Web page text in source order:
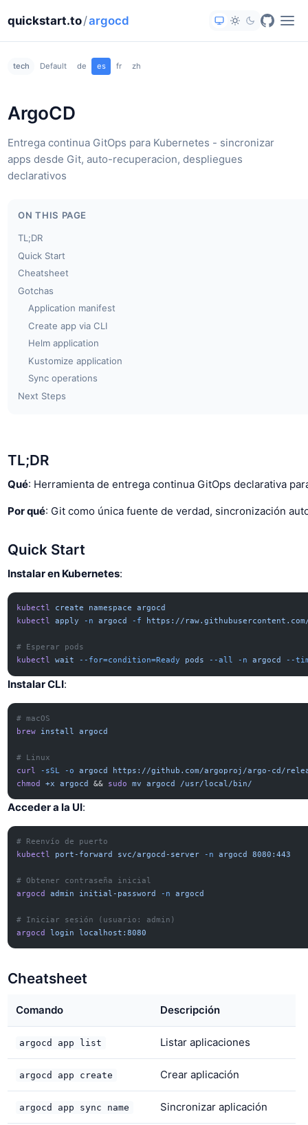
quickstart.to/argocd
tech Default de es fr zh
ArgoCD
Entrega continua GitOps para Kubernetes - sincronizar
apps desde Git, auto-recuperacion, despliegues
declarativos
ON THIS PAGE
TL;DR
Quick Start
Cheatsheet
Gotchas
Application manifest
Create app via CLI
Helm application
Kustomize application
Sync operations
Next Steps
TL;DR
Qué: Herramienta de entrega continua GitOps declarativa
Por qué: Git como única fuente de verdad, sincronización
Quick Start
Instalar en Kubernetes:
kubectl create namespace
argocd
kubectl
apply -n argocd -f https://
# Esperar pods
kubectl
wait --for=condition=Ready pods --all -n argocd --
Instalar CLI:
# macOS
brew install argocd
# Linux
curl
-sSL -o argocd
https://github.com/argoproj/argo-cd/
chmod
+x argocd && sudo mv argocd /usr/local/bin/
Acceder a la UI:
# Reenvío de puerto
kubectl
port-forward svc/argocd-server -n argocd 8080:443
# Obtener contraseña inicial
argocd
admin initial-password -n argocd
# Iniciar sesión (usuario: admin)
argocd
login localhost:8080
Cheatsheet
Comando Descripción
argocd app list Listar aplicaciones
argocd app create Crear aplicación
argocd app sync name Sincronizar aplicación